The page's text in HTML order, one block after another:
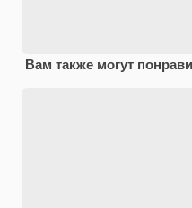
Вам также могут